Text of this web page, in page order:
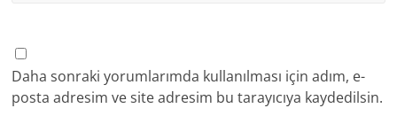
Daha sonraki yorumlarımda kullanılması için adım, e-
posta adresim ve site adresim bu tarayıcıya kaydedilsin.